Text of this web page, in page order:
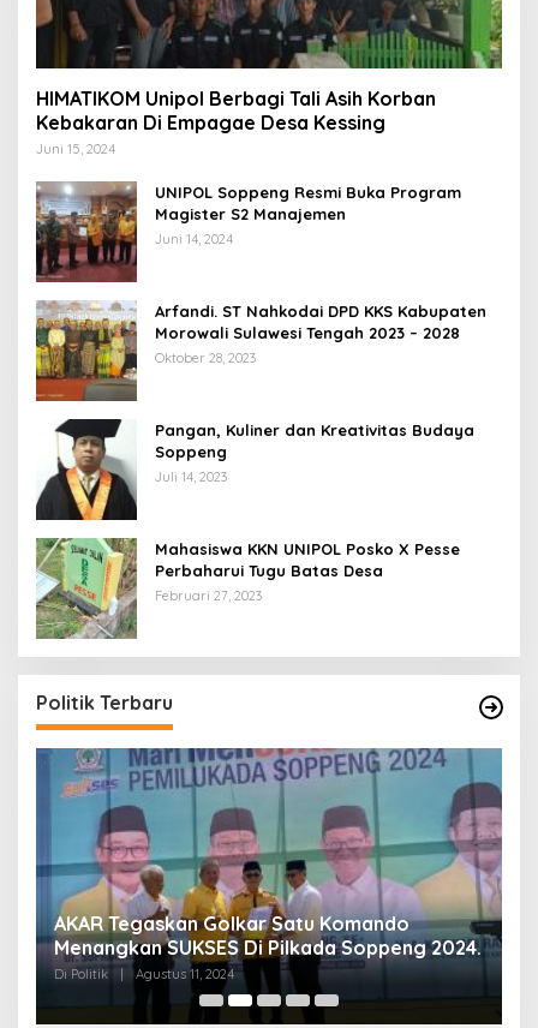
HIMATIKOM Unipol Berbagi Tali Asih Korban
Kebakaran Di Empagae Desa Kessing
Juni 15, 2024
UNIPOL Soppeng Resmi Buka Program
Magister S2 Manajemen
Juni 14, 2024
Arfandi. ST Nahkodai DPD KKS Kabupaten
Morowali Sulawesi Tengah 2023 – 2028
Oktober 28, 2023
Pangan, Kuliner dan Kreativitas Budaya
Soppeng
Juli 14, 2023
Mahasiswa KKN UNIPOL Posko X Pesse
Perbaharui Tugu Batas Desa
Februari 27, 2023
Politik Terbaru
AKAR Tegaskan Golkar Satu Komando
Menangkan SUKSES Di Pilkada Soppeng 2024.
Di Politik | Agustus 11, 2024